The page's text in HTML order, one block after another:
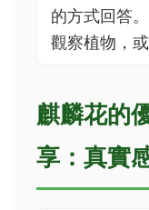
的方式回答
觀察植物，
麒麟花的
享：真實